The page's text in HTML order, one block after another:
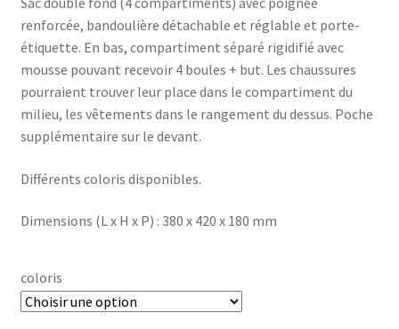
renforcée, bandoulière détachable et réglable et porte-
étiquette. En bas, compartiment séparé rigidifié avec
mousse pouvant recevoir 4 boules + but. Les chaussures
pourraient trouver leur place dans le compartiment du
milieu, les vêtements dans le rangement du dessus. Poche
supplémentaire sur le devant.
Différents coloris disponibles.
Dimensions (L x H x P) : 380 x 420 x 180 mm
coloris